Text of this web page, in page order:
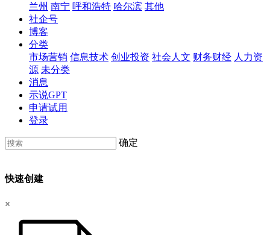
兰州 南宁 呼和浩特 哈尔滨 其他
社企号
博客
分类
市场营销 信息技术 创业投资 社会人文 财务财经 人力资
源 未分类
消息
示说GPT
申请试用
登录
确定
快速创建
×